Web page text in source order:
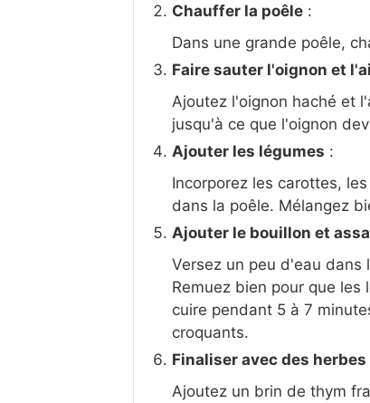
Chauffer la poêle :
Dans une grande poêle,
Faire sauter l'oignon et
Ajoutez l'oignon haché et
jusqu'à ce que l'oignon
Ajouter les légumes :
Incorporez les carottes,
dans la poêle. Mélangez
Ajouter le bouillon et
Versez un peu d'eau
Remuez bien pour que
cuire pendant 5 à 7
croquants.
Finaliser avec des
Ajoutez un brin de thym